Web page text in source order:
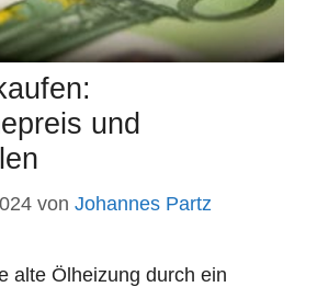
und
von Johannes Partz
alte Ölheizung durch ein